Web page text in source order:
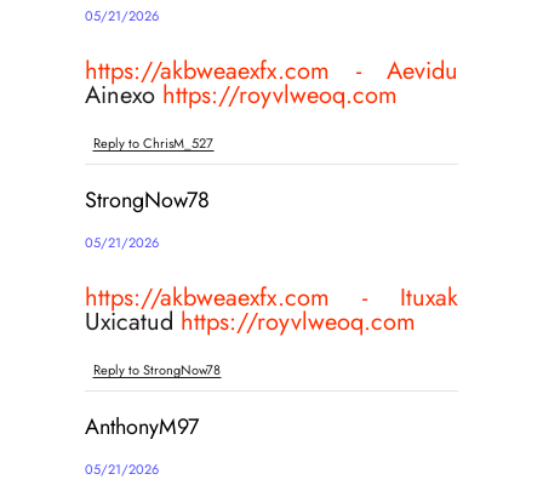
05/21/2026
https://akbweaexfx.com - Aevidu
Ainexo https://royvlweoq.com
Reply to ChrisM_527
StrongNow78
05/21/2026
https://akbweaexfx.com - Ituxak
Uxicatud https://royvlweoq.com
Reply to StrongNow78
AnthonyM97
05/21/2026